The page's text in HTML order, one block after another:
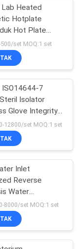
33
Heated
Hotplate
Hot Plate
500/set MOQ:1 set
ISO14644-7
Isolator
Glove Integrity
GIT-2000
12800/set MOQ:1 set
Inlet
Reverse
Water
System
8000/set MOQ:1 set